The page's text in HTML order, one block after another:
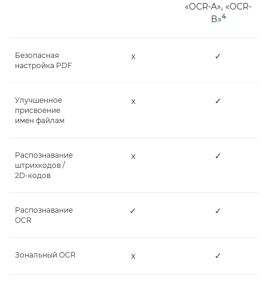
«OCR-A», «OCR-
B»4
Безопасная
настройка PDF
х ✓
Улучшенное
присвоение
имен файлам
х ✓
Распознавание
штрихкодов /
2D-кодов
х ✓
Распознавание
OCR
✓ ✓
Зональный OCR х ✓